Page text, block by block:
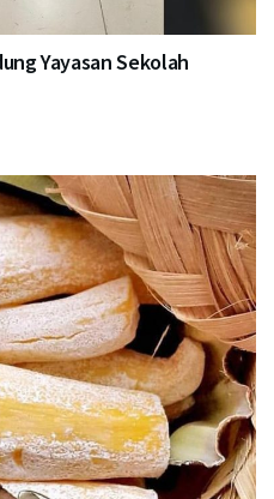
Yayasan Sekolah